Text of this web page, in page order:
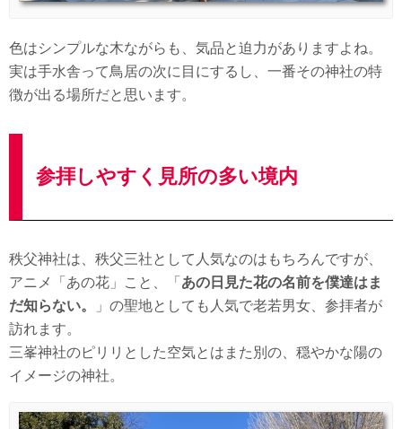
色はシンプルな木ながらも、気品と迫力がありますよね。
実は手水舎って鳥居の次に目にするし、一番その神社の特
徴が出る場所だと思います。
参拝しやすく見所の多い境内
秩父神社は、秩父三社として人気なのはもちろんですが、
アニメ「あの花」こと、「 あの日見た花の名前を僕達はま
だ知らない。
」の聖地としても人気で老若男女、参拝者が
訪れます。
三峯神社のピリリとした空気とはまた別の、穏やかな陽の
イメージの神社。